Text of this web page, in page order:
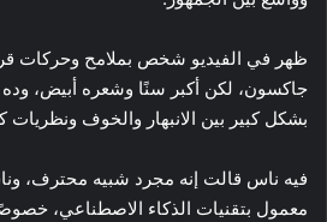
ظهر في الفيديو شخص بملامح وحركات
جاكسون، لكن أكبر سنًا وشعره أبيض، وده
بشكل كبير بين الانبهار والخوف ونظريات
فيه ناس قالت إنه مجرد شبيه محترف،
معمول بتقنيات الذكاء الاصطناعي،